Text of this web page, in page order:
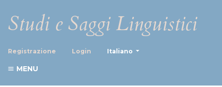
Studi e Saggi Linguistici
Registrazione Login Italiano
MENU